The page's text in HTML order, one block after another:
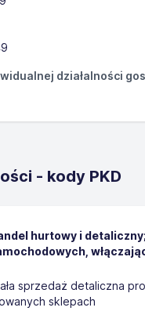
działalności
- kody PKD
hurtowy i
sprzedaż detaliczna
sklepach